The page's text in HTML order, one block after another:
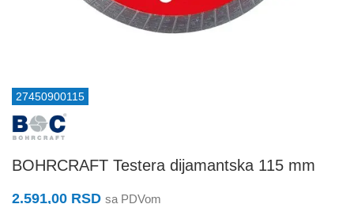
27450900115
BOHRCRAFT Testera dijamantska 115 mm
2.591,00 RSD sa PDVom